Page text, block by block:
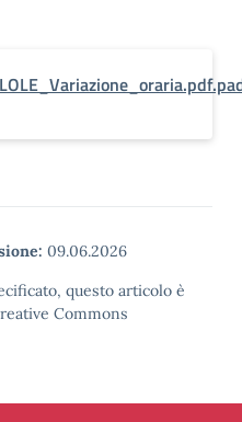
09.06.2026
questo articolo è
Commons